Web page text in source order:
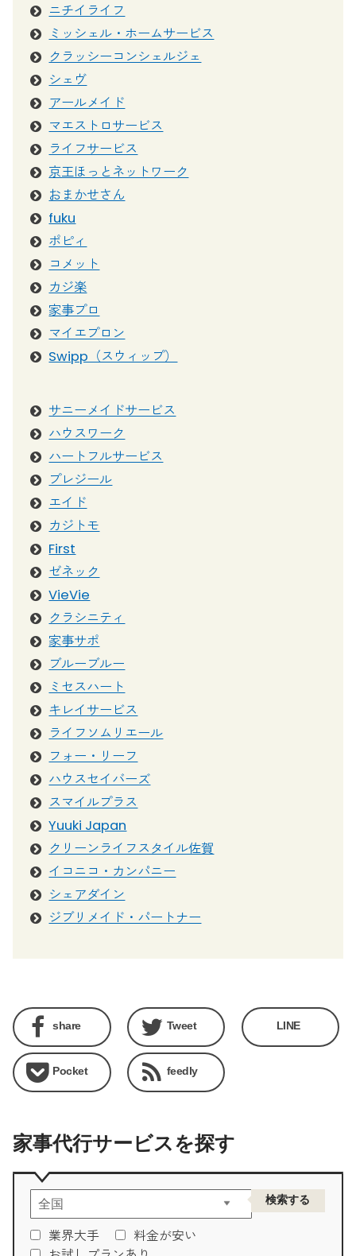
ニチイライフ
ミッシェル・ホームサービス
クラッシーコンシェルジェ
シェヴ
アールメイド
マエストロサービス
ライフサービス
京王ほっとネットワーク
おまかせさん
fuku
ポピィ
コメット
カジ楽
家事プロ
マイエプロン
Swipp（スウィップ）
サニーメイドサービス
ハウスワーク
ハートフルサービス
プレジール
エイド
カジトモ
First
ゼネック
VieVie
クラシニティ
家事サポ
ブルーブルー
ミセスハート
キレイサービス
ライフソムリエール
フォー・リーフ
ハウスセイバーズ
スマイルプラス
Yuuki Japan
クリーンライフスタイル佐賀
イコニコ・カンパニー
シェアダイン
ジブリメイド・パートナー
share Tweet LINE
Pocket feedly
家事代行サービスを探す
業界大手
料金が安い